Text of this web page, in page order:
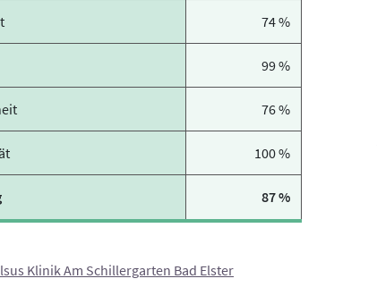
74 %
99 %
76 %
100 %
87 %
Klinik Am Schillergarten Bad Elster